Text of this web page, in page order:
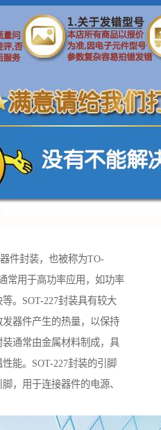
件封装，也被称为TO-
常用于高功率应用，如功率
。SOT-227封装具有较大
器件产生的热量，以保持
通常由金属材料制成，具
能。SOT-227封装的引脚
，用于连接器件的电源、